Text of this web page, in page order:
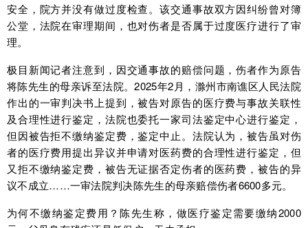
安全，院方并没有做过度检查。该交通事故双方因纠纷曾对簿
公堂，法院在审理期间，也对伤者是否属于过度医疗进行了审
理。
极目新闻记者注意到，因交通事故的赔偿问题，伤者作为原告
将陈先生的母亲诉至法院。2025年2月，滁州市南谯区人民法院
作出的一审判决书上提到，被告对原告的医疗费与事故关联性
及合理性进行鉴定，法院也委托一家司法鉴定中心进行鉴定，
但因被告拒不缴纳鉴定费，鉴定中止。法院认为，被告虽对伤
者的医疗费用提出异议并申请对医药费的合理性进行鉴定，但
又拒不缴纳鉴定费，被告无证据否定伤者的医药费，被告的异
议不成立……一审法院判决陈先生的母亲赔偿伤者6600多元。
为何不缴纳鉴定费用？陈先生称，做医疗鉴定需要缴纳2000